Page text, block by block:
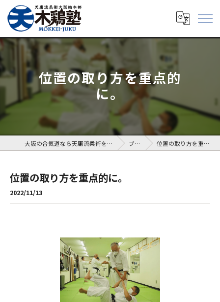
位置の取り方を重点的
に。
大阪の合気道なら天庸流柔術を学べる木鶏塾 ブログ 位置の取り方を重点的に。
位置の取り方を重点的に。
2022/11/13